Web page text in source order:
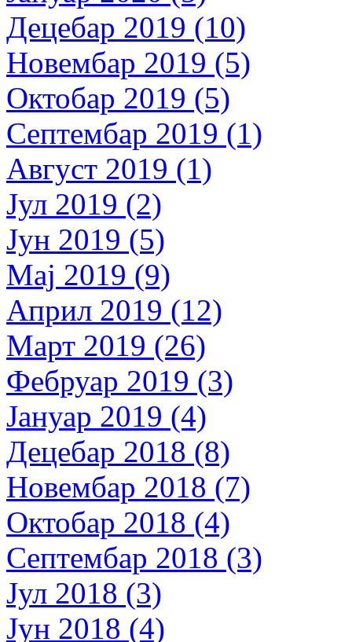
Децебар 2019 (10)
Новембар 2019 (5)
Октобар 2019 (5)
Септембар 2019 (1)
Август 2019 (1)
Јул 2019 (2)
Јун 2019 (5)
Мај 2019 (9)
Април 2019 (12)
Март 2019 (26)
Фебруар 2019 (3)
Јануар 2019 (4)
Децебар 2018 (8)
Новембар 2018 (7)
Октобар 2018 (4)
Септембар 2018 (3)
Јул 2018 (3)
Јун 2018 (4)